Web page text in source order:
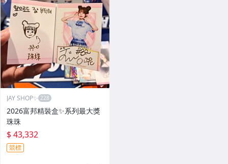
JAY SHOP✨
2026富邦精裝盒✨系列最大獎
珠珠
$ 43,332
競標